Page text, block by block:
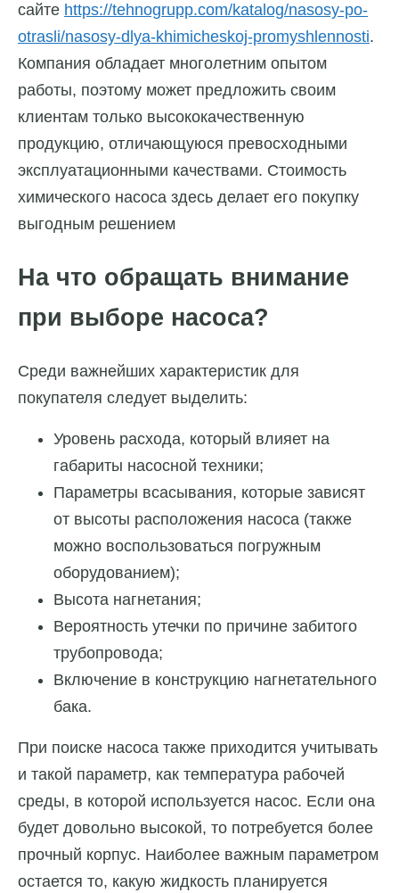
сайте https://tehnogrupp.com/katalog/nasosy-po-
otrasli/nasosy-dlya-khimicheskoj-promyshlennosti.
Компания обладает многолетним опытом
работы, поэтому может предложить своим
клиентам только высококачественную
продукцию, отличающуюся превосходными
эксплуатационными качествами. Стоимость
химического насоса здесь делает его покупку
выгодным решением
На что обращать внимание
при выборе насоса?
Среди важнейших характеристик для
покупателя следует выделить:
Уровень расхода, который влияет на
габариты насосной техники;
Параметры всасывания, которые зависят
от высоты расположения насоса (также
можно воспользоваться погружным
оборудованием);
Высота нагнетания;
Вероятность утечки по причине забитого
трубопровода;
Включение в конструкцию нагнетательного
бака.
При поиске насоса также приходится учитывать
и такой параметр, как температура рабочей
среды, в которой используется насос. Если она
будет довольно высокой, то потребуется более
прочный корпус. Наиболее важным параметром
остается то, какую жидкость планируется